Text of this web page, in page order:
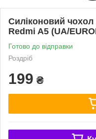
Силіконовий
Redmi A5 (UA/
Готово до відправки
Роздріб
199 ₴